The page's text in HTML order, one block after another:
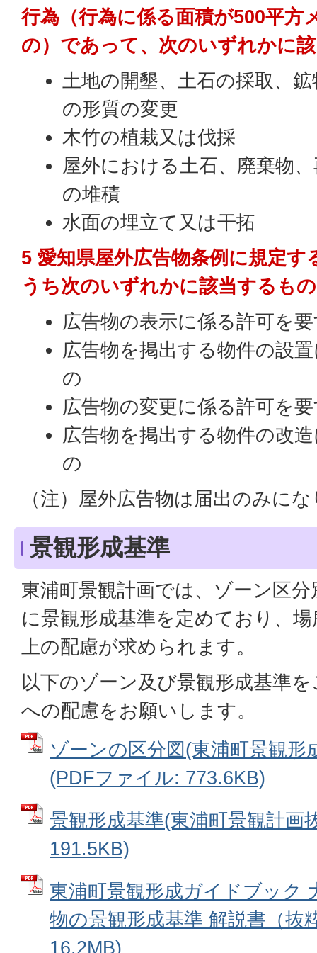
行為（行為に係る面積が500平方
の）であって、次のいずれかに
土地の開墾、土石の採取、
の形質の変更
木竹の植栽又は伐採
屋外における土石、廃棄物
の堆積
水面の埋立て又は干拓
5 愛知県屋外広告物条例に規定す
うち次のいずれかに該当するもの
広告物の表示に係る許可を
広告物を掲出する物件の設
の
広告物の変更に係る許可を
広告物を掲出する物件の改
の
（注）屋外広告物は届出のみに
景観形成基準
東浦町景観計画では、ゾーン区
に景観形成基準を定めており、
上の配慮が求められます。
以下のゾーン及び景観形成基準
への配慮をお願いします。
ゾーンの区分図(東浦町景観形
(PDFファイル: 773.6KB)
景観形成基準(東浦町景観計画
191.5KB)
東浦町景観形成ガイドブック
物の景観形成基準 解説書（抜
16.2MB)